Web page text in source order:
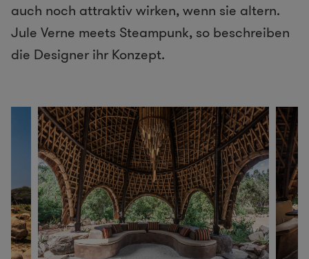
auch noch attraktiv wirken, wenn sie altern.
Jule Verne meets Steampunk, so beschreiben
die Designer ihr Konzept.